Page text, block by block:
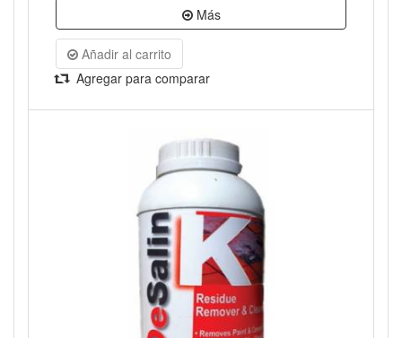
Más
Añadir al carrito
Agregar para comparar